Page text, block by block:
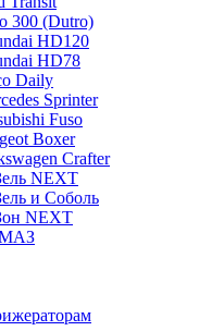
300 (Dutro)
HD120
HD78
Daily
Sprinter
Fuso
Boxer
Crafter
NEXT
и Соболь
NEXT